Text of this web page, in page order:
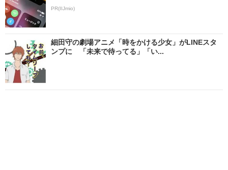
PR(IIJmio)
細田守の劇場アニメ「時をかける少女」がLINEスタ
ンプに 「未来で待ってる」「い...